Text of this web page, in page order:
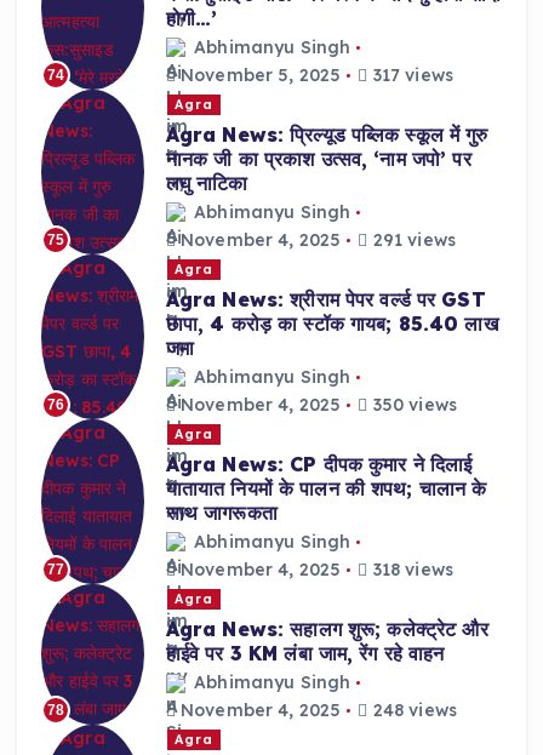
74
होगी…’
Abhimanyu Singh
November 5, 2025
317 views
75
Agra
Agra News: प्रिल्यूड पब्लिक स्कूल में गुरु
नानक जी का प्रकाश उत्सव, ‘नाम जपो’ पर
लघु नाटिका
Abhimanyu Singh
November 4, 2025
291 views
76
Agra
Agra News: श्रीराम पेपर वर्ल्ड पर GST
छापा, 4 करोड़ का स्टॉक गायब; 85.40 लाख
जमा
Abhimanyu Singh
November 4, 2025
350 views
77
Agra
Agra News: CP दीपक कुमार ने दिलाई
यातायात नियमों के पालन की शपथ; चालान के
साथ जागरूकता
Abhimanyu Singh
November 4, 2025
318 views
78
Agra
Agra News: सहालग शुरू; कलेक्ट्रेट और
हाईवे पर 3 KM लंबा जाम, रेंग रहे वाहन
Abhimanyu Singh
November 4, 2025
248 views
Agra